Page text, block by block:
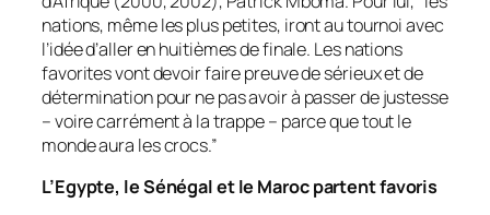
nations, même les plus petites, iront au tournoi avec
l’idée d’aller en huitièmes de finale. Les nations
favorites vont devoir faire preuve de sérieux et de
détermination pour ne pas avoir à passer de justesse
– voire carrément à la trappe – parce que tout le
monde aura les crocs.”
L’Egypte, le Sénégal et le Maroc partent favoris